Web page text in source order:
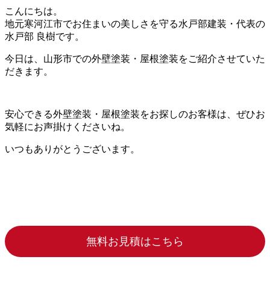
こんにちは。
地元寒河江市でお住まいの美しさを守る水戸部建装・代表の
水戸部 良樹です。
今日は、山形市での外壁塗装・屋根塗装をご紹介させていた
だきます。
安心できる外壁塗装・屋根塗装をお探しのお客様は、ぜひお
気軽にお声掛けくださいね。
いつもありがとうございます。
無料お見積はこちら